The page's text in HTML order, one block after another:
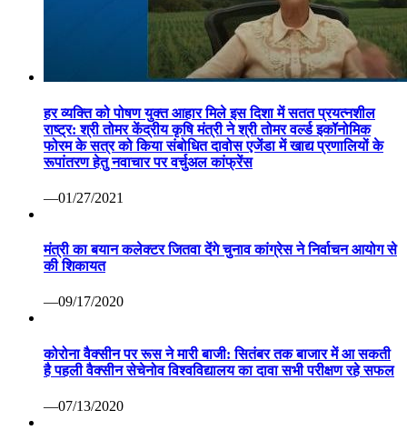
हर व्यक्ति को पोषण युक्त आहार मिले इस दिशा में सतत प्रयत्नशील
राष्ट्र: श्री तोमर केंद्रीय कृषि मंत्री ने श्री तोमर वर्ल्ड इकॉनोमिक
फोरम के सत्र को किया संबोधित दावोस एजेंडा में खाद्य प्रणालियों के
रूपांतरण हेतु नवाचार पर वर्चुअल कांफ्रेंस
—01/27/2021
मंत्री का बयान कलेक्टर जितवा देंगे चुनाव कांग्रेस ने निर्वाचन आयोग से
की शिकायत
—09/17/2020
कोरोना वैक्सीन पर रूस ने मारी बाजी: सितंबर तक बाजार में आ सकती
है पहली वैक्सीन सेचेनोव विश्वविद्यालय का दावा सभी परीक्षण रहे सफल
—07/13/2020